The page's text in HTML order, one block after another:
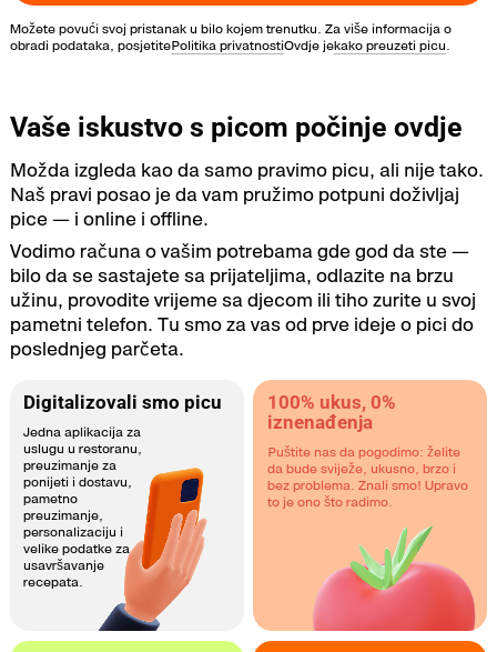
Možete povući svoj pristanak u bilo kojem trenutku. Za više informacija o
obradi podataka, posjetitePolitika privatnostiOvdje jekako preuzeti picu.
Vaše iskustvo s picom počinje ovdje
Možda izgleda kao da samo pravimo picu, ali nije tako.
Naš pravi posao je da vam pružimo potpuni doživljaj
pice — i online i offline.
Vodimo računa o vašim potrebama gde god da ste —
bilo da se sastajete sa prijateljima, odlazite na brzu
užinu, provodite vrijeme sa djecom ili tiho zurite u svoj
pametni telefon. Tu smo za vas od prve ideje o pici do
poslednjeg parčeta.
Digitalizovali smo picu
Jedna aplikacija za
uslugu u restoranu,
preuzimanje za
ponijeti i dostavu,
pametno
preuzimanje,
personalizaciju i
velike podatke za
usavršavanje
recepata.
100% ukus, 0%
iznenađenja
Puštite nas da pogodimo: želite
da bude sviježe, ukusno, brzo i
bez problema. Znali smo! Upravo
to je ono što radimo.